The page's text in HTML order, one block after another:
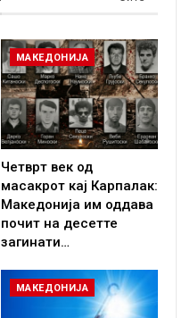
МАКЕДОНИЈА
Четврт век од
масакрот кај Карпалак:
Македонија им оддава
почит на десетте
загинати…
МАКЕДОНИЈА